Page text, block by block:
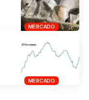
MERCADO
MERCADO